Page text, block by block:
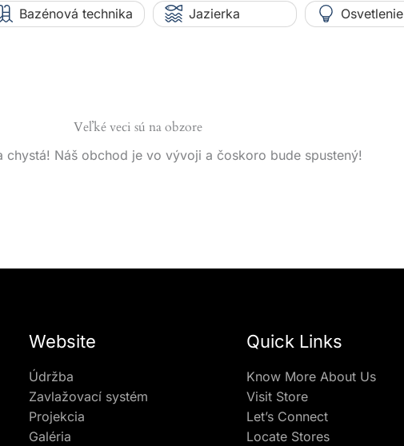
Bazénová technika Jazierka Osvetlenie
Veľké veci sú na obzore
chystá! Náš obchod je vo vývoji a čoskoro bude spustený!
Website
Údržba
Zavlažovací systém
Projekcia
Galéria
Quick Links
Know More About Us
Visit Store
Let’s Connect
Locate Stores